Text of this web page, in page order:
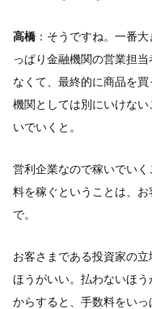
高橋 ：そうですね。一番
っぱり金融機関の営業担
なくて、最終的に商品を
機関としては別にいけな
いでいくと。
営利企業なので稼いでい
料を稼ぐということは、
で。
お客さまである投資家の
ほうがいい。払わないほ
からすると、手数料をい